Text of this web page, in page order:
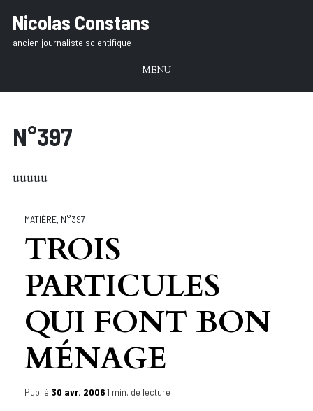
texte
Nicolas Constans
ancien journaliste scientifique
MENU
N°397
uuuuu
MATIÈRE, N°397
TROIS
PARTICULES
QUI FONT BON
MÉNAGE
Publié 30 avr. 20061 min. de lecture